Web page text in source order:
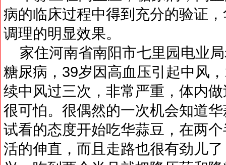
病的临床过程中得到充分的验证
调理的明显效果。
家住河南省南阳市七里园电业
糖尿病，39岁因高血压引起中风
续中风过三次，非常严重，体内
很可怕。很偶然的一次机会知道
试看的态度开始吃华蒜豆，在两
活的伸直，而且走路也很有劲儿